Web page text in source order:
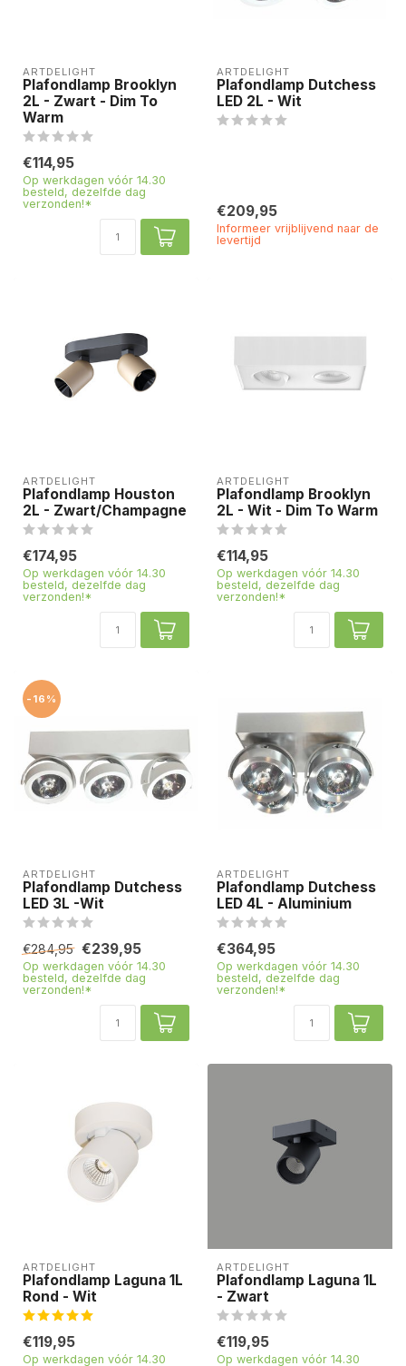
ARTDELIGHT
Plafondlamp Brooklyn
2L - Zwart - Dim To
Warm
€114,95
Op werkdagen vóór 14.30
besteld, dezelfde dag
verzonden!*
ARTDELIGHT
Plafondlamp Dutchess
LED 2L - Wit
€209,95
Informeer vrijblijvend naar de
levertijd
ARTDELIGHT
Plafondlamp Houston
2L - Zwart/Champagne
€174,95
Op werkdagen vóór 14.30
besteld, dezelfde dag
verzonden!*
ARTDELIGHT
Plafondlamp Brooklyn
2L - Wit - Dim To Warm
€114,95
Op werkdagen vóór 14.30
besteld, dezelfde dag
verzonden!*
-16%
ARTDELIGHT
Plafondlamp Dutchess
LED 3L -Wit
€284,95 €239,95
Op werkdagen vóór 14.30
besteld, dezelfde dag
verzonden!*
ARTDELIGHT
Plafondlamp Dutchess
LED 4L - Aluminium
€364,95
Op werkdagen vóór 14.30
besteld, dezelfde dag
verzonden!*
ARTDELIGHT
Plafondlamp Laguna 1L
Rond - Wit
€119,95
Op werkdagen vóór 14.30
ARTDELIGHT
Plafondlamp Laguna 1L
- Zwart
€119,95
Op werkdagen vóór 14.30